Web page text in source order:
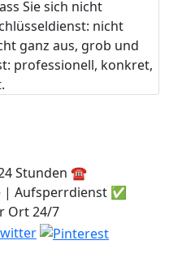
Sie sich nicht
nicht
ganz aus, grob und
professionell, konkret,
Stunden ☎️
| Aufsperrdienst ✅
Ort 24/7